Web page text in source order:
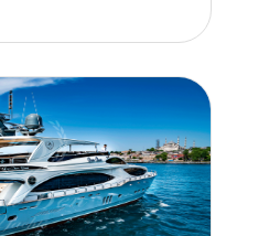
from
$109